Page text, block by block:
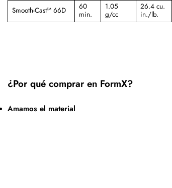
Smooth-Cast™ 66D
60
min.
1.05
g/cc
26.4 cu.
in./lb.
¿Por qué comprar en FormX?
Amamos el material